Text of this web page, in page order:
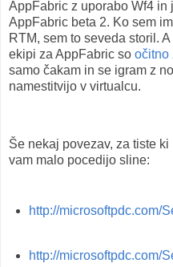
AppFabric z uporabo Wf4 in
AppFabric beta 2. Ko sem
RTM, sem to seveda storil.
ekipi za AppFabric so očitno
samo čakam in se igram z
namestitvijo v virtualcu.
Še nekaj povezav, za tiste
vam malo pocedijo sline:
http://microsoftpdc.com/
http://microsoftpdc.com/